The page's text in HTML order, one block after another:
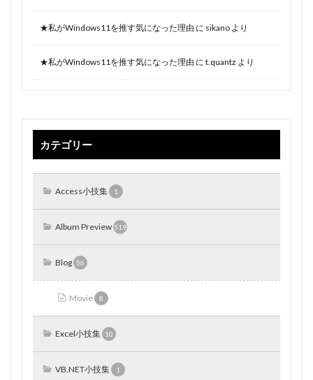
★私がWindows11を推す気になった理由 に sikano より
★私がWindows11を推す気になった理由 に t.quantz より
カテゴリー
Access小技集 1
Album Preview 519
Blog 56
Movie 8
Excel小技集 10
VB.NET小技集 1